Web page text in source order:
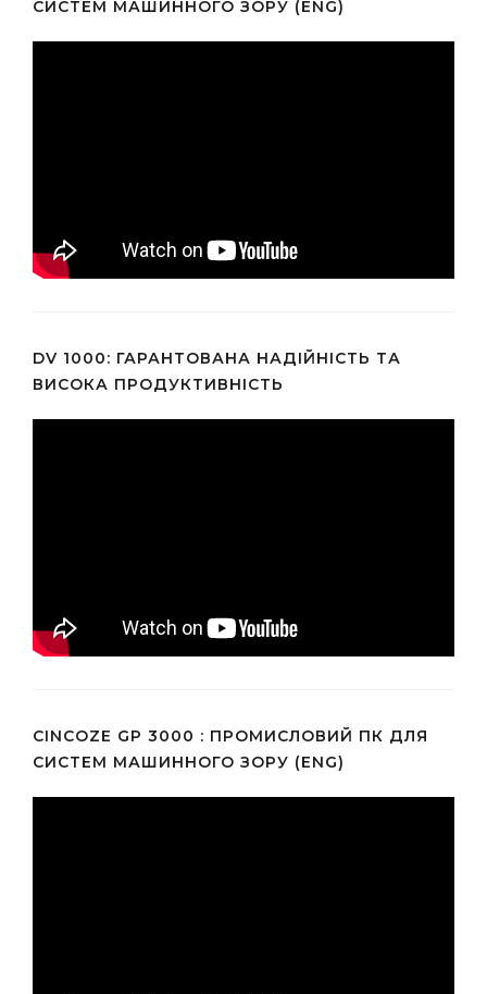
СИСТЕМ МАШИННОГО ЗОРУ (ENG)
DV 1000: ГАРАНТОВАНА НАДІЙНІСТЬ ТА
ВИСОКА ПРОДУКТИВНІСТЬ
CINCOZE GP 3000 : ПРОМИСЛОВИЙ ПК ДЛЯ
СИСТЕМ МАШИННОГО ЗОРУ (ENG)